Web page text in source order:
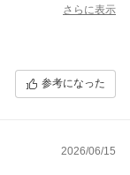
さらに表示
参考になった
2026/06/15